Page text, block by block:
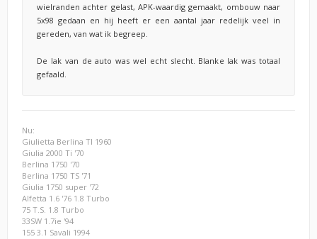
wielranden achter gelast, APK-waardig gemaakt, ombouw naar
5x98 gedaan en hij heeft er een aantal jaar redelijk veel in
gereden, van wat ik begreep.
De lak van de auto was wel echt slecht. Blanke lak was totaal
gefaald.
Nu:
Giulietta Berlina TI 1960
Giulia 2000 Ti '70
Berlina 1750 '70
Berlina 1750 TS '71
Giulia 1750 super '72
Alfetta 1.6 '76 1.8 Turbo
75 T.S. 1.8 Turbo
33SW 1.7ie '94
155 3.1 Savali 1994